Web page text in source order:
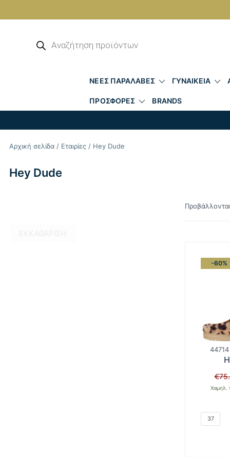
προϊόντων
ΝΕΕΣ ΠΑΡΑΛΑΒΕΣ ΓΥΝΑΙΚΕΙΑ
ΠΡΟΣΦΟΡΕΣ BRANDS
Αρχική σελίδα / Εταιρίες / Hey Dude
Hey Dude
-60%
€
Χαμηλ.
37